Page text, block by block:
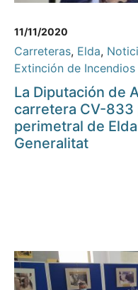
11/11/2020
Carreteras, Elda,
Extinción de
La Diputación de
carretera CV-833
perimetral de
Generalitat